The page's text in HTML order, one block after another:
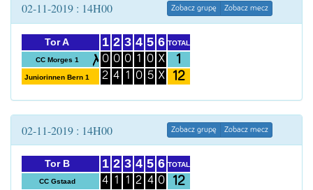
02-11-2019 : 14H00 Zobacz grupę Zobacz mecz
Tor A
CC Morges 1
Juniorinnen Bern 1
1
0
2
2
0
4
3
0
1
4
1
0
5
0
5
6
X
X
TOTAL
1
12
02-11-2019 : 14H00 Zobacz grupę Zobacz mecz
Tor B
CC Gstaad
1
4
2
1
3
1
4
2
5
4
6
0
TOTAL
12